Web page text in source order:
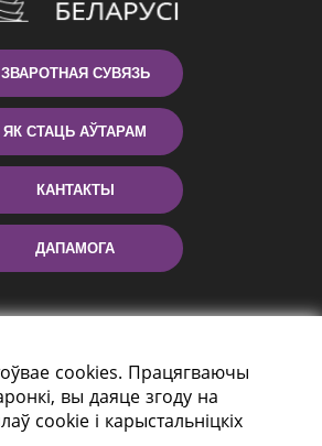
ЗВАРОТНАЯ СУВЯЗЬ
ЯК СТАЦЬ АЎТАРАМ
КАНТАКТЫ
ДАПАМОГА
cookies. Працягваючы
вы даяце згоду на
cookie і карыстальніцкіх